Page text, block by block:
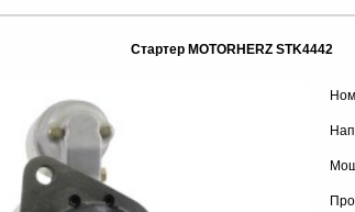
Стартер MOTORHERZ STK4442